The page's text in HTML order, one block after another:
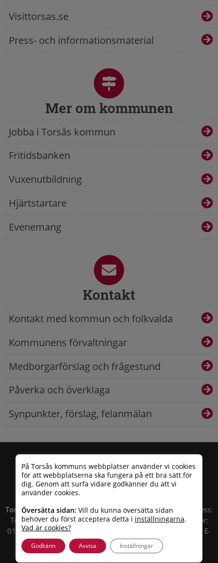
På Torsås kommuns webbplatser använder vi cookies
för att webbplatserna ska fungera på ett bra sätt för
dig. Genom att surfa vidare godkänner du att vi
använder cookies.
Översätta sidan: Vill du kunna översätta sidan
behöver du först acceptera detta i inställningarna.
Vad är cookies?
Godkänn Avvisa Inställningar
Visittorsas.se
Press- och informationsmaterial
Mer om kommunen
Jobba i Torsås kommun
Fritidsbanken
Vuxenutbildning
Hjärtstartare
Evenemang
Kontakt
Kontakt med kommun och folkvalda
Kommunens förvaltningar
Medborgarförslag och frågestund
Påverka och överklaga
Synpunkter, förslag, felanmälan
Torsås kommun| Besöksadress: Allfargatan 26 | Postadress:
Torsås kommun, Box 503, 385 25 Torsås Telefonnummer:
010 – 35 33 100 | Organisationsnummer: 212000-0696 | E-
post:info@torsas.se|Tillgänglighetsredogörelse